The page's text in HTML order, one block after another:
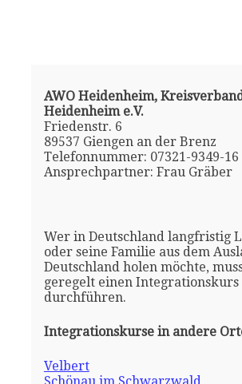
AWO Heidenheim,
Heidenheim e.V.
Friedenstr. 6
89537 Giengen an der Brenz
Telefonnummer: 07321-9349-16
Ansprechpartner: Frau Gräber
Wer in Deutschland langfristig
oder seine Familie aus dem
Deutschland holen möchte,
geregelt einen Integrationskurs
durchführen.
Integrationskurse in andere
Velbert
Schönau im Schwarzwald